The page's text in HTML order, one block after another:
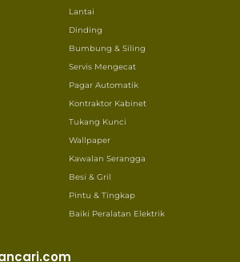
Lantai
Dinding
Bumbung & Siling
Servis Mengecat
Pagar Automatik
Kontraktor Kabinet
Tukang Kunci
Wallpaper
Kawalan Serangga
Besi & Gril
Pintu & Tingkap
Baiki Peralatan Elektrik